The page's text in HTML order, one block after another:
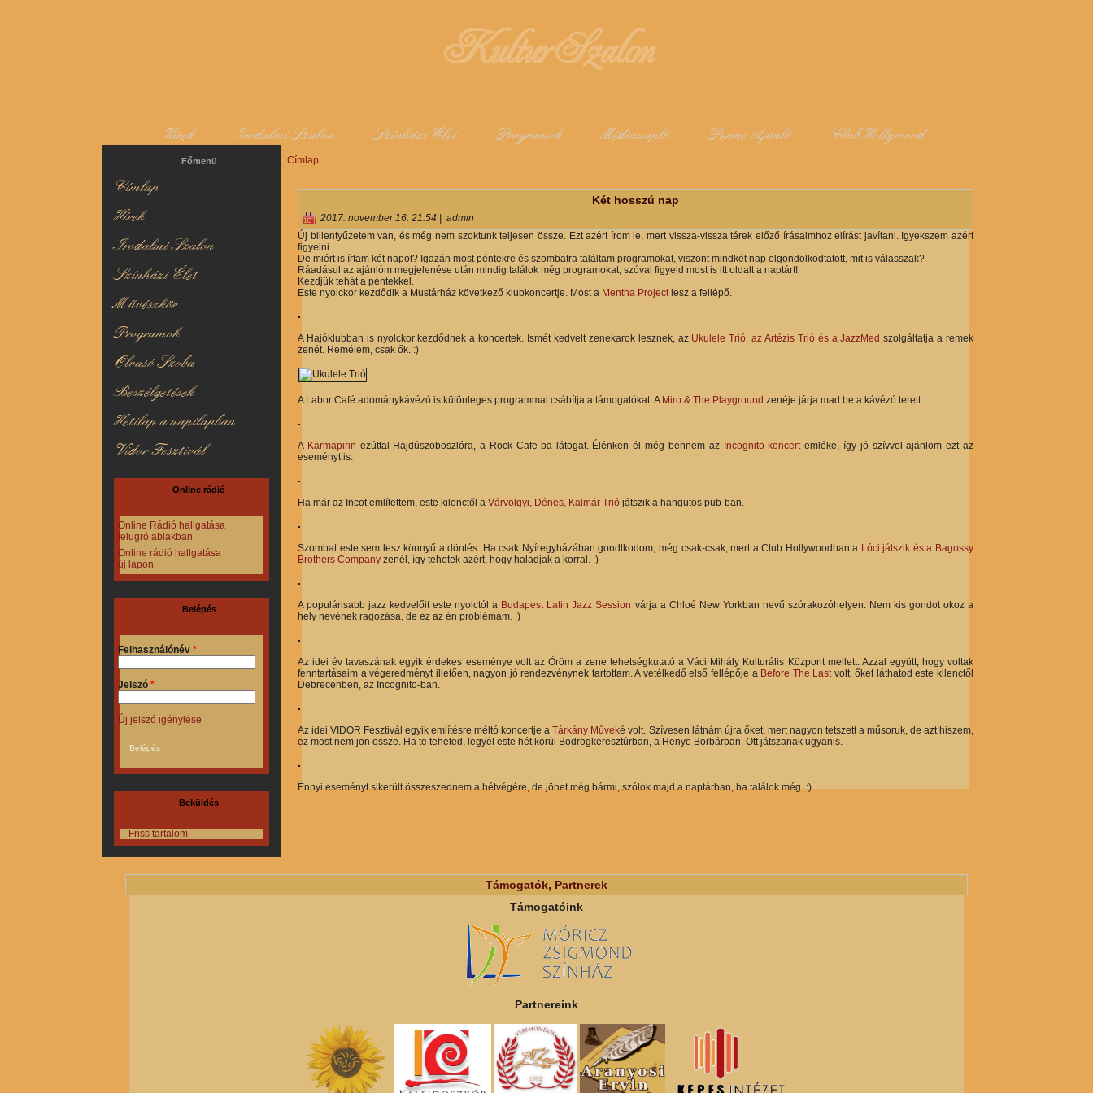
KulturSzalon
Hírek Irodalmi Szalon Színházi Élet Programok Médianapló Perme Ajánló Club Hollywood
Főmenü
Címlap
Hírek
Irodalmi Szalon
Színházi Élet
Művészkör
Programok
Olvasó Szoba
Beszélgetések
Hetilap a napilapban
Vidor Fesztivál
Online rádió
Online Rádió hallgatása
felugró ablakban
Online rádió hallgatása
új lapon
Belépés
Felhasználónév *
Jelszó *
Új jelszó igénylése
Beküldés
Friss tartalom
Jelenlegi hely
Címlap
Két hosszú nap
2017. november 16. 21.54
admin
Új billentyűzetem van, és még nem szoktunk teljesen össze. Ezt azért írom le, mert vissza-vissza térek előző írásaimhoz elírást javítani. Igyekszem azért
figyelni.
De miért is írtam két napot? Igazán most péntekre és szombatra találtam programokat, viszont mindkét nap elgondolkodtatott, mit is válasszak?
Ráadásul az ajánlóm megjelenése után mindig találok még programokat, szóval figyeld most is itt oldalt a naptárt!
Kezdjük tehát a péntekkel.
Este nyolckor kezdődik a Mustárház következő klubkoncertje. Most a Mentha Projectlesz a fellépő.
A Hajóklubban is nyolckor kezdődnek a koncertek. Ismét kedvelt zenekarok lesznek, az Ukulele Trió, az Artézis Trió és a JazzMed szolgáltatja a remek
zenét. Remélem, csak ők. :)
A Labor Café adománykávézó is különleges programmal csábítja a támogatókat. A Miro & The Playground zenéje járja mad be a kávézó tereit.
A Karmapirin ezúttal Hajdúszoboszlóra, a Rock Cafe-ba látogat. Élénken él még bennem az Incognito koncertemléke, így jó szívvel ajánlom ezt az
eseményt is.
Ha már az Incot említettem, este kilenctől a Várvölgyi, Dénes, Kalmár Trió játszik a hangutos pub-ban.
Szombat este sem lesz könnyű a döntés. Ha csak Nyíregyházában gondlkodom, még csak-csak, mert a Club Hollywoodban a Lóci játszik és a Bagossy
Brothers Company zenél, így tehetek azért, hogy haladjak a korral. :)
A populárisabb jazz kedvelőit este nyolctól a Budapest Latin Jazz Session várja a Chloé New Yorkban nevű szórakozóhelyen. Nem kis gondot okoz a
hely nevének ragozása, de ez az én problémám. :)
Az idei év tavaszának egyik érdekes eseménye volt az Öröm a zene tehetségkutató a Váci Mihály Kulturális Központ mellett. Azzal együtt, hogy voltak
fenntartásaim a végeredményt illetően, nagyon jó rendezvénynek tartottam. A vetélkedő első fellépője a Before The Lastvolt, őket láthatod este kilenctől
Debrecenben, az Incognito-ban.
Az idei VIDOR Fesztivál egyik említésre méltó koncertje aTárkány Műveké volt. Szívesen látnám újra őket, mert nagyon tetszett a műsoruk, de azt hiszem,
ez most nem jön össze. Ha te teheted, legyél este hét körül Bodrogkeresztúrban, a Henye Borbárban. Ott játszanak ugyanis.
Ennyi eseményt sikerült összeszednem a hétvégére, de jöhet még bármi, szólok majd a naptárban, ha találok még. :)
Támogatók, Partnerek
Támogatóink
Partnereink